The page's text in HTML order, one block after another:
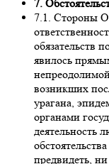
7.
7.1. Стороны
обязательств
явилось
возникших
урагана,
органами
деятельность
предвидеть,